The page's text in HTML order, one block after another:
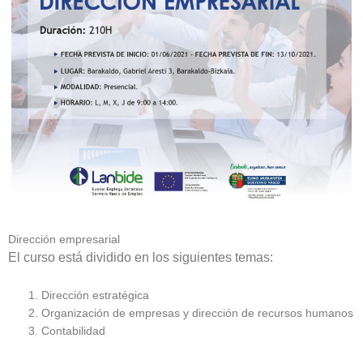
Dirección empresarial
El curso está dividido en los siguientes temas:
Dirección estratégica
Organización de empresas y dirección de recursos humanos
Contabilidad